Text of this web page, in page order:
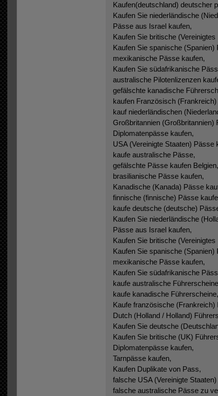
Kaufen(deutschland) deutscher
Kaufen Sie niederländische
Pässe aus Israel kaufen,
Kaufen Sie britische
Kaufen Sie spanische (Spanien)
mexikanische Pässe kaufen,
Kaufen Sie südafrikanische
australische Pilotenlizenzen
gefälschte kanadische
kaufen Französisch
kauf niederländischen
Großbritannien (Großbritannien)
Diplomatenpässe kaufen,
USA (Vereinigte Staaten) Pässe
kaufe australische Pässe,
gefälschte Pässe kaufen Belgien,
brasilianische Pässe kaufen,
Kanadische (Kanada) Pässe
finnische (finnische) Pässe
kaufe deutsche (deutsche)
Kaufen Sie niederländische
Pässe aus Israel kaufen,
Kaufen Sie britische
Kaufen Sie spanische (Spanien)
mexikanische Pässe kaufen,
Kaufen Sie südafrikanische
kaufe australische
kaufe kanadische Führerscheine,
Kaufe französische (Frankreich)
Dutch (Holland / Holland)
Kaufen Sie deutsche
Kaufen Sie britische (UK)
Diplomatenpässe kaufen,
Tarnpässe kaufen,
Kaufen Duplikate von Pass,
falsche USA (Vereinigte
falsche australische Pässe zu